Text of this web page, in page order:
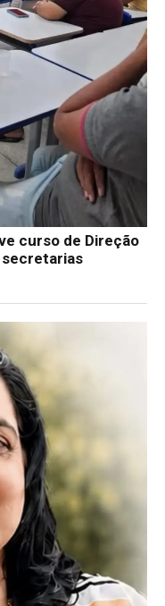
curso de Direção
secretarias